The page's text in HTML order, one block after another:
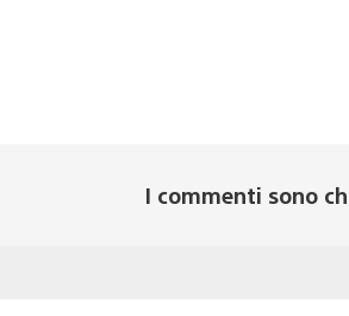
I commenti sono